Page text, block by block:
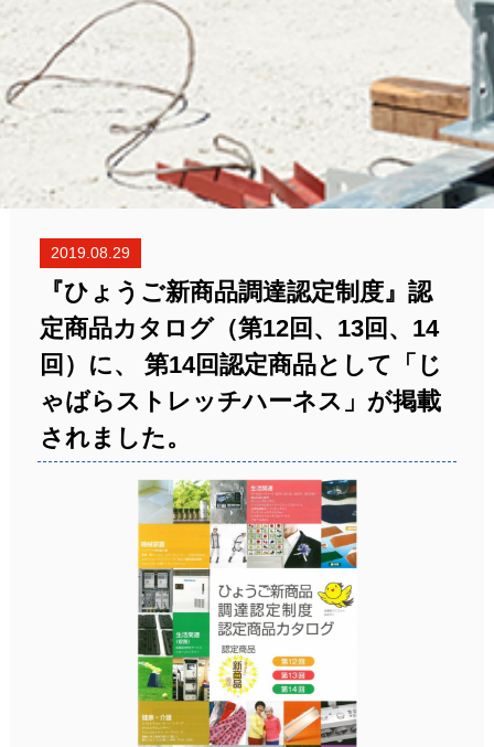
2019.08.29
『ひょうご新商品調達認定制度』認
定商品カタログ（第12回、13回、14
回）に、 第14回認定商品として「じ
ゃばらストレッチハーネス」が掲載
されました。